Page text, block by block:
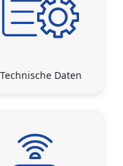
Technische Daten